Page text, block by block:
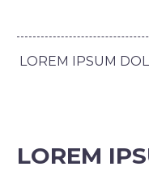
LOREM IPSUM
LOREM